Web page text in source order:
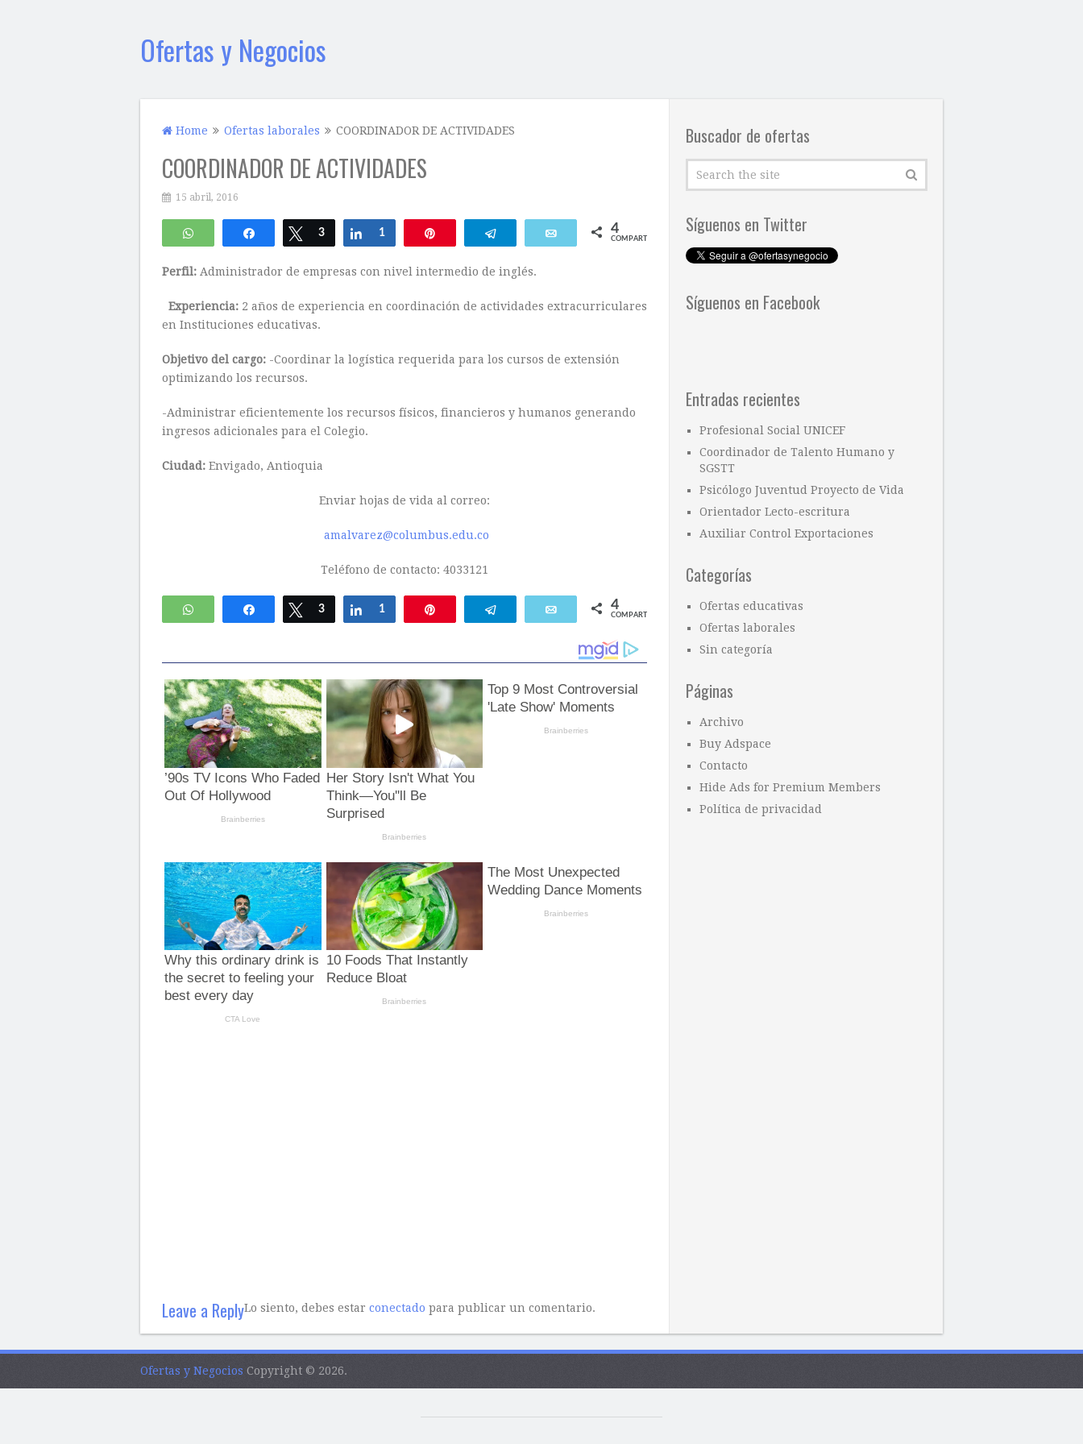
Ofertas y Negocios
Home Ofertas laborales COORDINADOR DE ACTIVIDADES
COORDINADOR DE ACTIVIDADES
15 abril, 2016
WhatsApp Compartir Twittear
3 Compartir
1 Telegram Email 4
COMPARTIR
Perfil: Administrador de empresas con nivel intermedio de inglés.
Experiencia: 2 años de experiencia en coordinación de actividades extracurriculares
en Instituciones educativas.
Objetivo del cargo: -Coordinar la logística requerida para los cursos de extensión
optimizando los recursos.
-Administrar eficientemente los recursos físicos, financieros y humanos generando
ingresos adicionales para el Colegio.
Ciudad: Envigado, Antioquia
Enviar hojas de vida al correo:
amalvarez@columbus.edu.co
Teléfono de contacto: 4033121
WhatsApp Compartir Twittear
3 Compartir
1 Telegram Email 4
COMPARTIR
Leave a ReplyLo siento, debes estar conectado para publicar un comentario.
Buscador de ofertas
Síguenos en Twitter
Síguenos en Facebook
Entradas recientes
Profesional Social UNICEF
Coordinador de Talento Humano y
SGSTT
Psicólogo Juventud Proyecto de Vida
Orientador Lecto-escritura
Auxiliar Control Exportaciones
Categorías
Ofertas educativas
Ofertas laborales
Sin categoría
Páginas
Archivo
Buy Adspace
Contacto
Hide Ads for Premium Members
Política de privacidad
Ofertas y Negocios Copyright © 2026.